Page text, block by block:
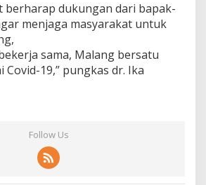
berharap dukungan dari bapak-
menjaga masyarakat untuk
sama, Malang bersatu
19,” pungkas dr. Ika
Follow Us